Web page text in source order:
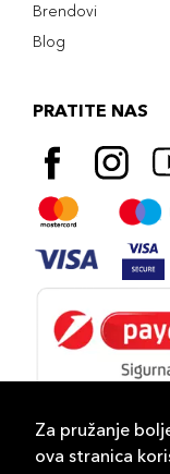
Za pružanje
ova stranica
Brendovi
Blog
PRATITE NAS